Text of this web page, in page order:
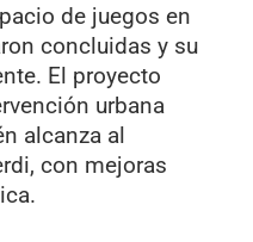
de juegos en
concluidas y su
El proyecto
urbana
alcanza al
con mejoras